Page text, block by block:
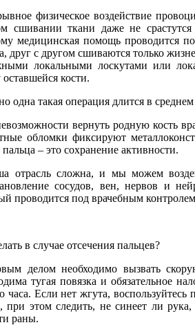
физическое воздействие
сшивании ткани даже не
медицинская помощь проводится
друг с другом сшиваются только
локальными лоскутами или
кости.
одна такая операция длится в
вернуть родную кость
обломки фиксируют
– это сохранение активности.
отрасль сложна, и мы можем
сосудов, вен, нервов и
проводится под врачебным
в случае отсечения пальцев?
делом необходимо вызвать
тугая повязка и обязательное
часа. Если нет жгута,
при этом следить, не синеет ли рука,
раны.